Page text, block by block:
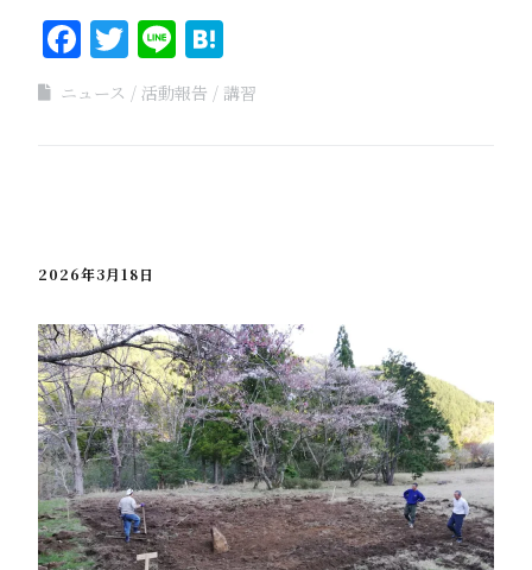
Facebook
Twitter
Line
ニュース 活動報告 講習
2026年3月18日